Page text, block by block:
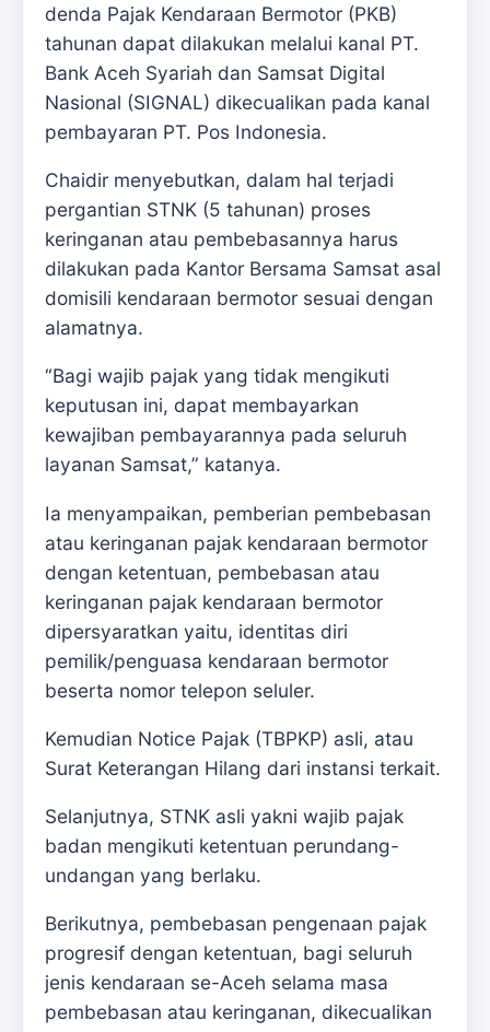
denda Pajak Kendaraan Bermotor (PKB)
tahunan dapat dilakukan melalui kanal PT.
Bank Aceh Syariah dan Samsat Digital
Nasional (SIGNAL) dikecualikan pada kanal
pembayaran PT. Pos Indonesia.
Chaidir menyebutkan, dalam hal terjadi
pergantian STNK (5 tahunan) proses
keringanan atau pembebasannya harus
dilakukan pada Kantor Bersama Samsat asal
domisili kendaraan bermotor sesuai dengan
alamatnya.
“Bagi wajib pajak yang tidak mengikuti
keputusan ini, dapat membayarkan
kewajiban pembayarannya pada seluruh
layanan Samsat,” katanya.
Ia menyampaikan, pemberian pembebasan
atau keringanan pajak kendaraan bermotor
dengan ketentuan, pembebasan atau
keringanan pajak kendaraan bermotor
dipersyaratkan yaitu, identitas diri
pemilik/penguasa kendaraan bermotor
beserta nomor telepon seluler.
Kemudian Notice Pajak (TBPKP) asli, atau
Surat Keterangan Hilang dari instansi terkait.
Selanjutnya, STNK asli yakni wajib pajak
badan mengikuti ketentuan perundang-
undangan yang berlaku.
Berikutnya, pembebasan pengenaan pajak
progresif dengan ketentuan, bagi seluruh
jenis kendaraan se-Aceh selama masa
pembebasan atau keringanan, dikecualikan